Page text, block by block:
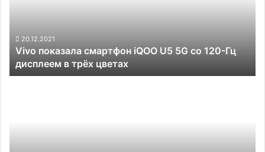
120-
Гц
дисплеем
в
20.12.2021
Vivo показала смартфон iQOO U5 5G со 120-Гц
дисплеем в трёх цветах